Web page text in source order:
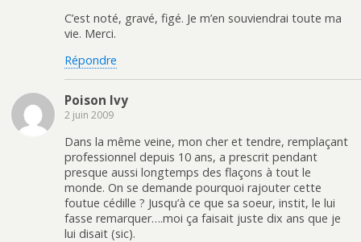
C’est noté, gravé, figé. Je m’en souviendrai toute ma
vie. Merci.
Répondre
Poison Ivy
2 juin 2009
Dans la même veine, mon cher et tendre, remplaçant
professionnel depuis 10 ans, a prescrit pendant
presque aussi longtemps des flaçons à tout le
monde. On se demande pourquoi rajouter cette
foutue cédille ? Jusqu’à ce que sa soeur, instit, le lui
fasse remarquer….moi ça faisait juste dix ans que je
lui disait (sic).